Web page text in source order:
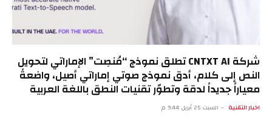
شركة CNTXT AI تطلق نموذج “مُنصِت” الإماراتي لتحويل
النص إلى كلام، أدق نموذج صوتي إماراتي أصيل، واضعةً
معياراً جديداً لدقة وتطوّر تقنيات النطق باللغة العربية
اخبار التقنية السبت 25 أبريل 9:44 م